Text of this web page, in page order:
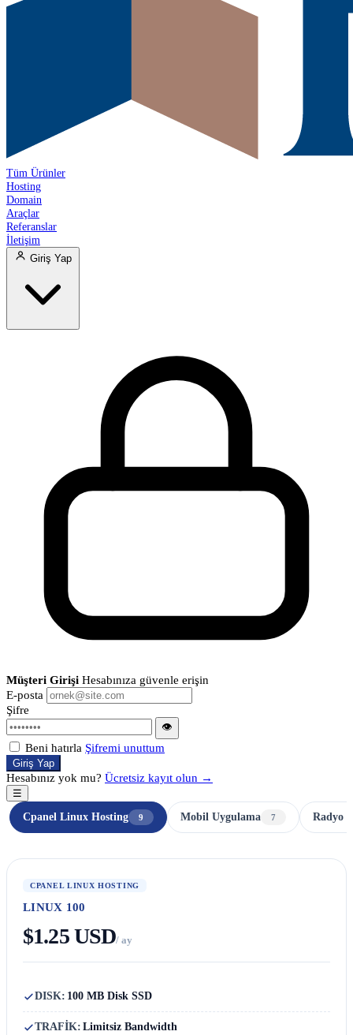
Tüm Ürünler
Hosting
Domain
Araçlar
Referanslar
İletişim
Giriş Yap
Müşteri Girişi Hesabınıza güvenle erişin
E-posta
Şifre
👁
Beni hatırla Şifremi unuttum
Giriş Yap
Hesabınız yok mu? Ücretsiz kayıt olun →
☰
Cpanel Linux Hosting
9 Mobil Uygulama 7 Radyo
CPANEL LINUX HOSTING
LINUX 100
$1.25 USD/ ay
DISK: 100 MB Disk SSD
TRAFİK: Limitsiz Bandwidth